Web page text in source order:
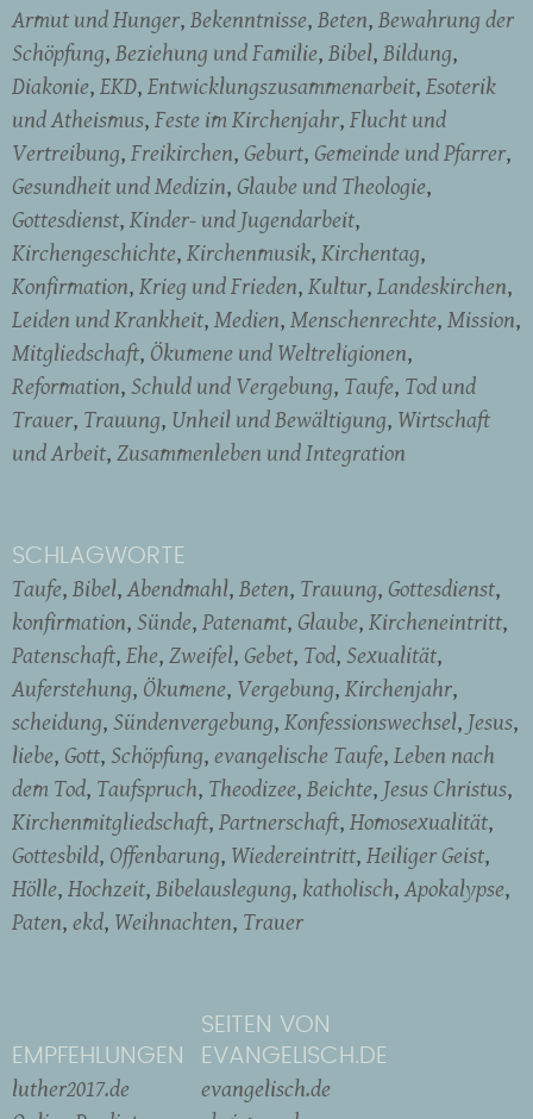
Armut und Hunger Bekenntnisse Beten Bewahrung der
Schöpfung Beziehung und Familie Bibel Bildung
Diakonie EKD Entwicklungszusammenarbeit Esoterik
und Atheismus Feste im Kirchenjahr Flucht und
Vertreibung Freikirchen Geburt Gemeinde und Pfarrer
Gesundheit und Medizin Glaube und Theologie
Gottesdienst Kinder- und Jugendarbeit
Kirchengeschichte Kirchenmusik Kirchentag
Konfirmation Krieg und Frieden Kultur Landeskirchen
Leiden und Krankheit Medien Menschenrechte Mission
Mitgliedschaft Ökumene und Weltreligionen
Reformation Schuld und Vergebung Taufe Tod und
Trauer Trauung Unheil und Bewältigung Wirtschaft
und Arbeit Zusammenleben und Integration
SCHLAGWORTE
Taufe Bibel Abendmahl Beten Trauung Gottesdienst
konfirmation Sünde Patenamt Glaube Kircheneintritt
Patenschaft Ehe Zweifel Gebet Tod Sexualität
Auferstehung Ökumene Vergebung Kirchenjahr
scheidung Sündenvergebung Konfessionswechsel Jesus
liebe Gott Schöpfung evangelische Taufe Leben nach
dem Tod Taufspruch Theodizee Beichte Jesus Christus
Kirchenmitgliedschaft Partnerschaft Homosexualität
Gottesbild Offenbarung Wiedereintritt Heiliger Geist
Hölle Hochzeit Bibelauslegung katholisch Apokalypse
Paten ekd Weihnachten Trauer
EMPFEHLUNGEN
luther2017.de
SEITEN VON
EVANGELISCH.DE
evangelisch.de